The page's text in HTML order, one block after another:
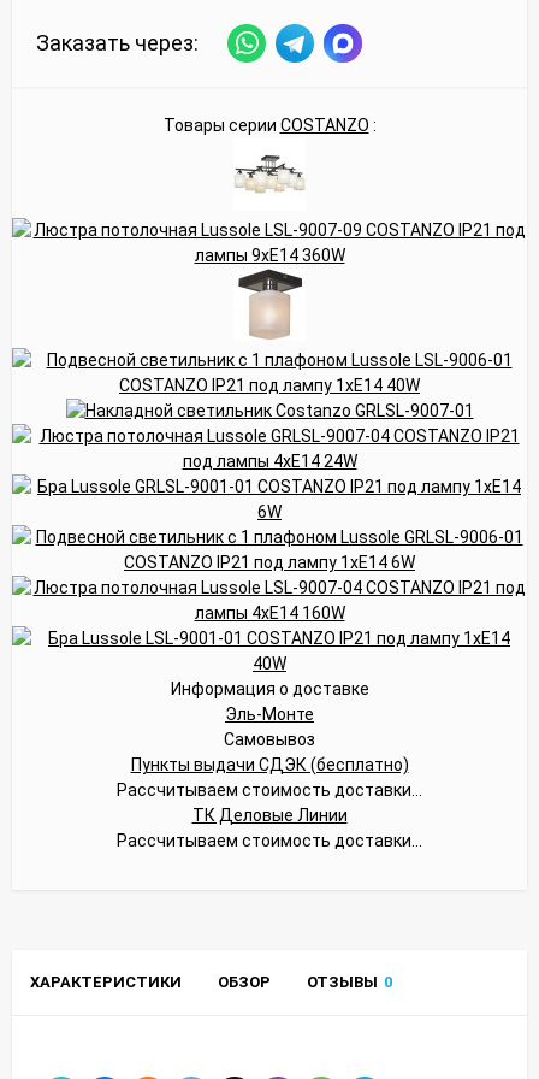
Заказать через:
Товары серии COSTANZO :
Информация о доставке
Эль-Монте
Самовывоз
Пункты выдачи СДЭК (бесплатно)
Рассчитываем стоимость доставки...
ТК Деловые Линии
Рассчитываем стоимость доставки...
ХАРАКТЕРИСТИКИ ОБЗОР ОТЗЫВЫ 0